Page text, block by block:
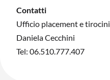
Contatti
Ufficio placement e tirocini
Daniela Cecchini
Tel: 06.510.777.407